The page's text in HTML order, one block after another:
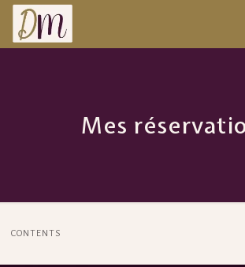
Mes
CONTENTS